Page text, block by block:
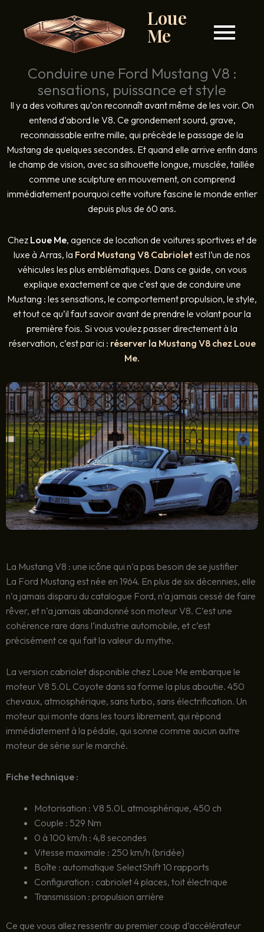
Loue
Me
Conduire une Ford Mustang V8 :
sensations, puissance et style
Il y a des voitures qu’on reconnaît avant même de les voir. On
entend d’abord le V8. Ce grondement sourd, grave,
reconnaissable entre mille, qui précède le passage de la
Mustang de quelques secondes. Et quand elle arrive enfin dans
le champ de vision, avec sa silhouette longue, musclée, taillée
comme une sculpture en mouvement, on comprend
immédiatement pourquoi cette voiture fascine le monde entier
depuis plus de 60 ans.
Chez Loue Me, agence de location de voitures sportives et de
luxe à Arras, la Ford Mustang V8 Cabrioletest l’un de nos
véhicules les plus emblématiques. Dans ce guide, on vous
explique exactement ce que c’est que de conduire une
Mustang : les sensations, le comportement propulsion, le style,
et tout ce qu’il faut savoir avant de prendre le volant pour la
première fois. Si vous voulez passer directement à la
réservation, c’est par ici : réserver la Mustang V8 chez Loue
Me.
La Mustang V8 : une icône qui n’a pas besoin de se justifier
La Ford Mustang est née en 1964. En plus de six décennies, elle
n’a jamais disparu du catalogue Ford, n’a jamais cessé de faire
rêver, et n’a jamais abandonné son moteur V8. C’est une
cohérence rare dans l’industrie automobile, et c’est
précisément ce qui fait la valeur du mythe.
La version cabriolet disponible chez Loue Me embarque le
moteur V8 5.0L Coyote dans sa forme la plus aboutie. 450
chevaux, atmosphérique, sans turbo, sans électrification. Un
moteur qui monte dans les tours librement, qui répond
immédiatement à la pédale, qui sonne comme aucun autre
moteur de série sur le marché.
Fiche technique :
Motorisation : V8 5.0L atmosphérique, 450 ch
Couple : 529 Nm
0 à 100 km/h : 4,8 secondes
Vitesse maximale : 250 km/h (bridée)
Boîte : automatique SelectShift 10 rapports
Configuration : cabriolet 4 places, toit électrique
Transmission : propulsion arrière
Ce que vous allez ressentir au premier coup d’accélérateur